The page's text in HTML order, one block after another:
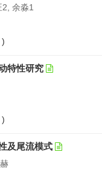
余淼1
)
特性研究
)
及尾流模式